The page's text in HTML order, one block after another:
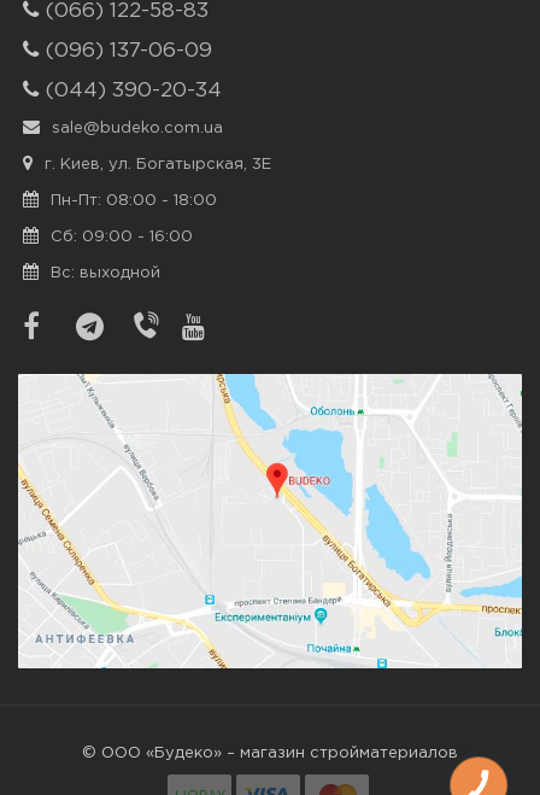
(066) 122-58-83
(096) 137-06-09
(044) 390-20-34
sale@budeko.com.ua
г. Киев, ул. Богатырская, 3Е
Пн-Пт: 08:00 - 18:00
Сб: 09:00 - 16:00
Вс: выходной
© ООО «Будеко» – магазин стройматериалов